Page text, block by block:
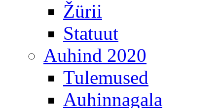
Žürii
Statuut
Auhind 2020
Tulemused
Auhinnagala